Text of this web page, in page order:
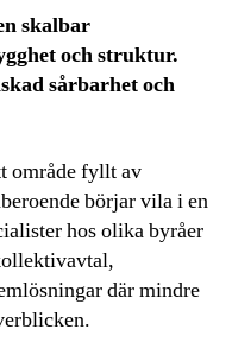
skalbar
och struktur.
sårbarhet och
område fyllt av
börjar vila i en
hos olika byråer
där mindre